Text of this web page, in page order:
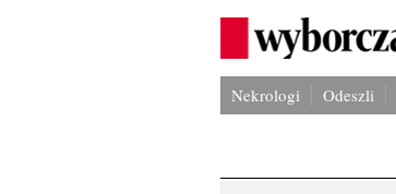
Nekrologi Odeszli